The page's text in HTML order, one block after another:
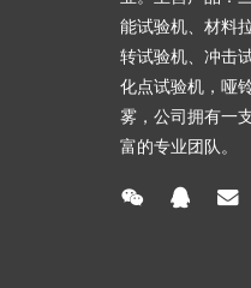
能试验机、材料
转试验机、冲击
化点试验机，哑
雾，公司拥有一
富的专业团队。